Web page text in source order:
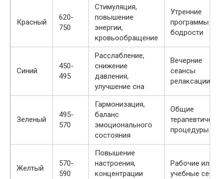
Красный
620-
750
Стимуляция,
повышение
энергии,
кровьообращение
Утренние
программы
бодрости
Синий
450-
495
Расслабление,
снижение
давления,
улучшение сна
Вечерние
сеансы
релаксации
Зеленый
495-
570
Гармонизация,
баланс
эмоционального
состояния
Общие
процедуры
Желтый
570-
590
Повышение
настроения,
концентрации
Рабочие или
учебные